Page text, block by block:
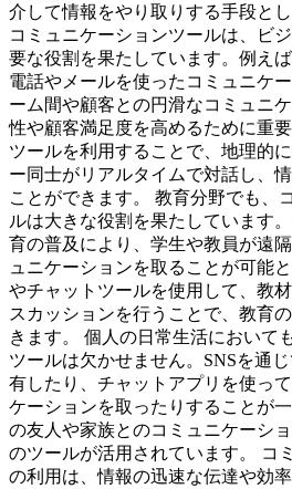
介して情報をやり取りする手段と
コミュニケーションツールは、ビ
要な役割を果たしています。例え
電話やメールを使ったコミュニケ
ーム間や顧客との円滑なコミュニ
性や顧客満足度を高めるために重
ツールを利用することで、地理的
ー同士がリアルタイムで対話し、
ことができます。 教育分野でも、
ルは大きな役割を果たしています
育の普及により、学生や教員が遠
ュニケーションを取ることが可能
やチャットツールを使用して、教
スカッションを行うことで、教育
きます。 個人の日常生活において
ツールは欠かせません。SNSを通
有したり、チャットアプリを使っ
ケーションを取ったりすることが
の友人や家族とのコミュニケーシ
のツールが活用されています。 コ
の利用は、情報の迅速な伝達や効